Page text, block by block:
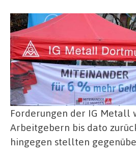
Forderungen der IG Metall
Arbeitgebern bis dato
hingegen stellten